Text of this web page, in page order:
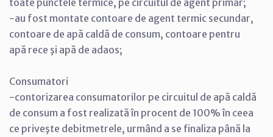
-au fost montate contoare de agent termic secundar,
contoare de apă caldă de consum, contoare pentru
apă rece şi apă de adaos;
Consumatori
-contorizarea consumatorilor pe circuitul de apă caldă
de consum a fost realizată în procent de 100% în ceea
ce priveşte debitmetrele, urmând a se finaliza până la